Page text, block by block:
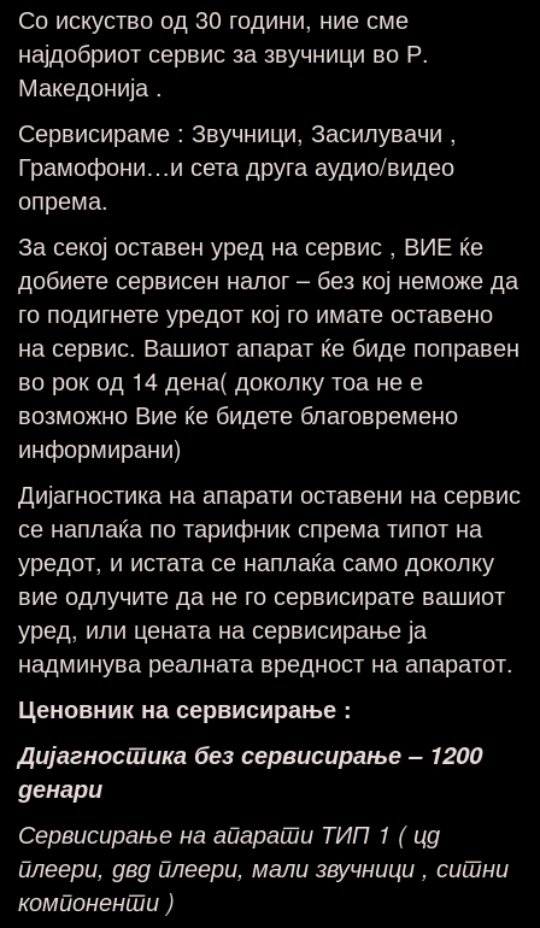
Со искуство од 30 години, ние сме
најдобриот сервис за звучници во Р.
Македонија .
Сервисираме : Звучници, Засилувачи ,
Грамофони…и сета друга аудио/видео
опрема.
За секој оставен уред на сервис , ВИЕ ќе
добиете сервисен налог – без кој неможе да
го подигнете уредот кој го имате оставено
на сервис. Вашиот апарат ќе биде поправен
во рок од 14 дена( доколку тоа не е
возможно Вие ќе бидете благовремено
информирани)
Дијагностика на апарати оставени на сервис
се наплаќа по тарифник спрема типот на
уредот, и истата се наплаќа само доколку
вие одлучите да не го сервисирате вашиот
уред, или цената на сервисирање ја
надминува реалната вредност на апаратот.
Ценовник на сервисирање :
Дијагностика без сервисирање – 1200
денари
Сервисирање на апарати ТИП 1 ( цд
плеери, двд плеери, мали звучници , ситни
компоненти )